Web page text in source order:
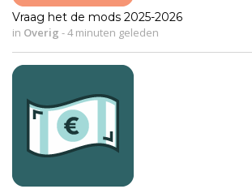
Vraag het de mods 2025-2026
in Overig -4 minuten geleden